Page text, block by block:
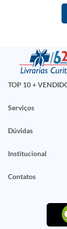
TOP 10 +
Serviços
Dúvidas
Institucional
Contatos